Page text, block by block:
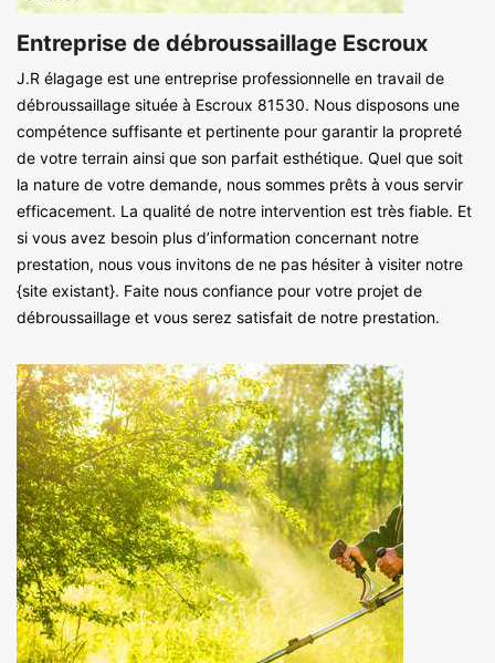
Entreprise de débroussaillage Escroux
J.R élagage est une entreprise professionnelle en travail de
débroussaillage située à Escroux 81530. Nous disposons une
compétence suffisante et pertinente pour garantir la propreté
de votre terrain ainsi que son parfait esthétique. Quel que soit
la nature de votre demande, nous sommes prêts à vous servir
efficacement. La qualité de notre intervention est très fiable. Et
si vous avez besoin plus d’information concernant notre
prestation, nous vous invitons de ne pas hésiter à visiter notre
{site existant}. Faite nous confiance pour votre projet de
débroussaillage et vous serez satisfait de notre prestation.